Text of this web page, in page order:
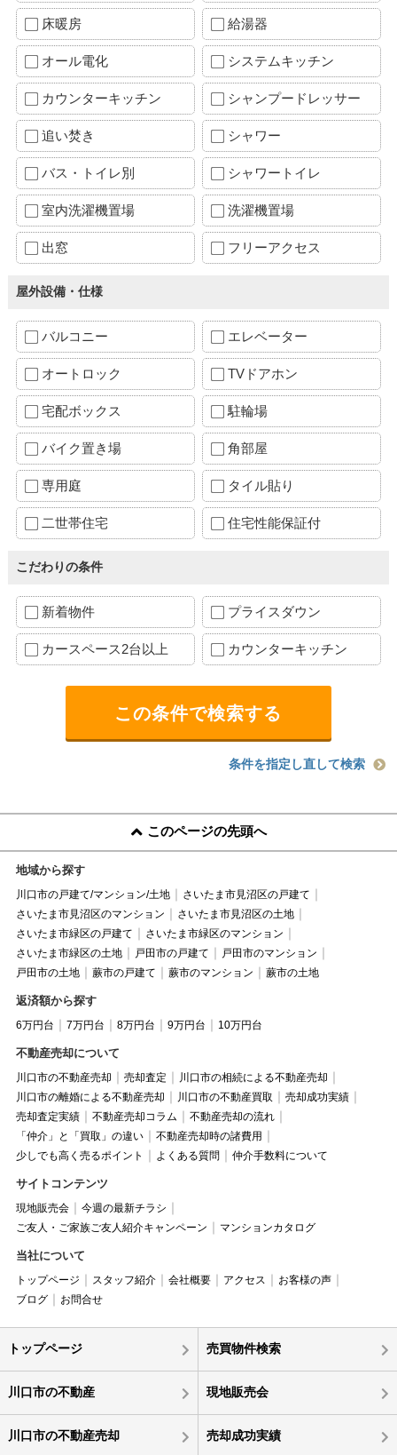
床暖房 給湯器
オール電化 システムキッチン
カウンターキッチン シャンプードレッサー
追い焚き シャワー
バス・トイレ別 シャワートイレ
室内洗濯機置場 洗濯機置場
出窓 フリーアクセス
屋外設備・仕様
バルコニー エレベーター
オートロック TVドアホン
宅配ボックス 駐輪場
バイク置き場 角部屋
専用庭 タイル貼り
二世帯住宅 住宅性能保証付
こだわりの条件
新着物件 プライスダウン
カースペース2台以上 カウンターキッチン
条件を指定し直して検索
このページの先頭へ
地域から探す
川口市の戸建て/マンション/土地
さいたま市見沼区の戸建て
さいたま市見沼区のマンション
さいたま市見沼区の土地
さいたま市緑区の戸建て
さいたま市緑区のマンション
さいたま市緑区の土地
戸田市の戸建て
戸田市のマンション
戸田市の土地
蕨市の戸建て 蕨市のマンション 蕨市の土地
返済額から探す
6万円台 7万円台 8万円台 9万円台 10万円台
不動産売却について
川口市の不動産売却 売却査定
川口市の相続による不動産売却
川口市の離婚による不動産売却
川口市の不動産買取
売却成功実績
売却査定実績
不動産売却コラム
不動産売却の流れ
「仲介」と「買取」の違い
不動産売却時の諸費用
少しでも高く売るポイント
よくある質問 仲介手数料について
サイトコンテンツ
現地販売会
今週の最新チラシ
ご友人・ご家族ご友人紹介キャンペーン
マンションカタログ
当社について
トップページ スタッフ紹介 会社概要 アクセス
お客様の声
ブログ
お問合せ
トップページ 売買物件検索
川口市の不動産 現地販売会
川口市の不動産売却 売却成功実績